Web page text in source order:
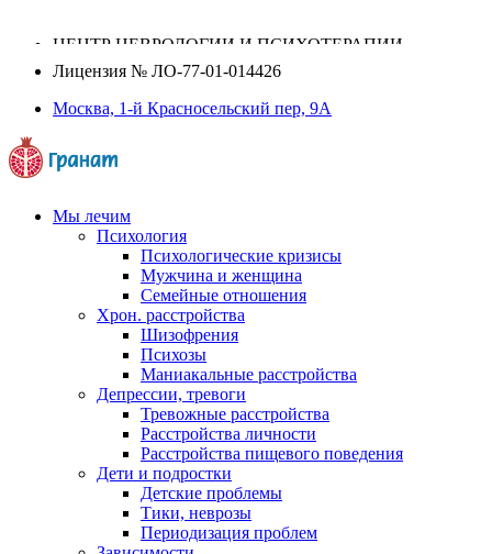
ЦЕНТР НЕВРОЛОГИИ И ПСИХОТЕРАПИИ
Лицензия № ЛО-77-01-014426
Москва, 1-й Красносельский пер, 9А
Мы лечим
Психология
Психологические кризисы
Мужчина и женщина
Семейные отношения
Хрон. расстройства
Шизофрения
Психозы
Маниакальные расстройства
Депрессии, тревоги
Тревожные расстройства
Расстройства личности
Расстройства пищевого поведения
Дети и подростки
Детские проблемы
Тики, неврозы
Периодизация проблем